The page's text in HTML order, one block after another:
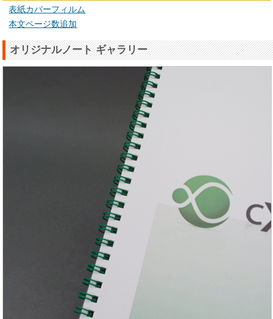
表紙カバーフィルム
本文ページ数追加
オリジナルノート ギャラリー